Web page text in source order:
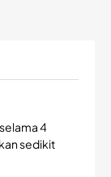
4
sedikit